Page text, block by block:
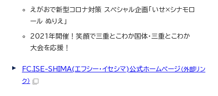
えがおで新型コロナ対策 スペシャル企画「いせ×シナモロ
ール ぬりえ」
2021年開催！笑顔で三重とこわか国体・三重とこわか
大会を応援！
FC.ISE-SHIMA(エフシー・イセシマ)公式ホームページ （外部リン
ク）